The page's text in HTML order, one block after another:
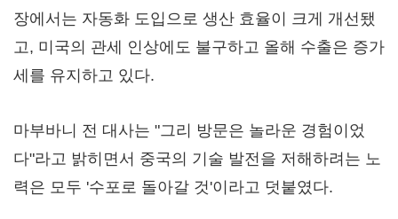
장에서는 자동화 도입으로 생산 효율이 크게 개선됐
고, 미국의 관세 인상에도 불구하고 올해 수출은 증가
세를 유지하고 있다.
마부바니 전 대사는 "그리 방문은 놀라운 경험이었
다"라고 밝히면서 중국의 기술 발전을 저해하려는 노
력은 모두 '수포로 돌아갈 것'이라고 덧붙였다.